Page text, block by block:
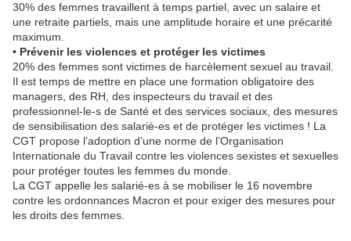
30% des femmes travaillent à temps partiel, avec un salaire et
une retraite partiels, mais une amplitude horaire et une précarité
maximum.
• Prévenir les violences et protéger les victimes
20% des femmes sont victimes de harcèlement sexuel au travail.
Il est temps de mettre en place une formation obligatoire des
managers, des RH, des inspecteurs du travail et des
professionnel-le-s de Santé et des services sociaux, des mesures
de sensibilisation des salarié-es et de protéger les victimes ! La
CGT propose l’adoption d’une norme de l’Organisation
Internationale du Travail contre les violences sexistes et sexuelles
pour protéger toutes les femmes du monde.
La CGT appelle les salarié-es à se mobiliser le 16 novembre
contre les ordonnances Macron et pour exiger des mesures pour
les droits des femmes.